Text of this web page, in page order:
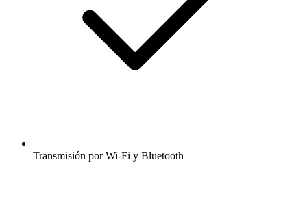
Transmisión por Wi-Fi y Bluetooth